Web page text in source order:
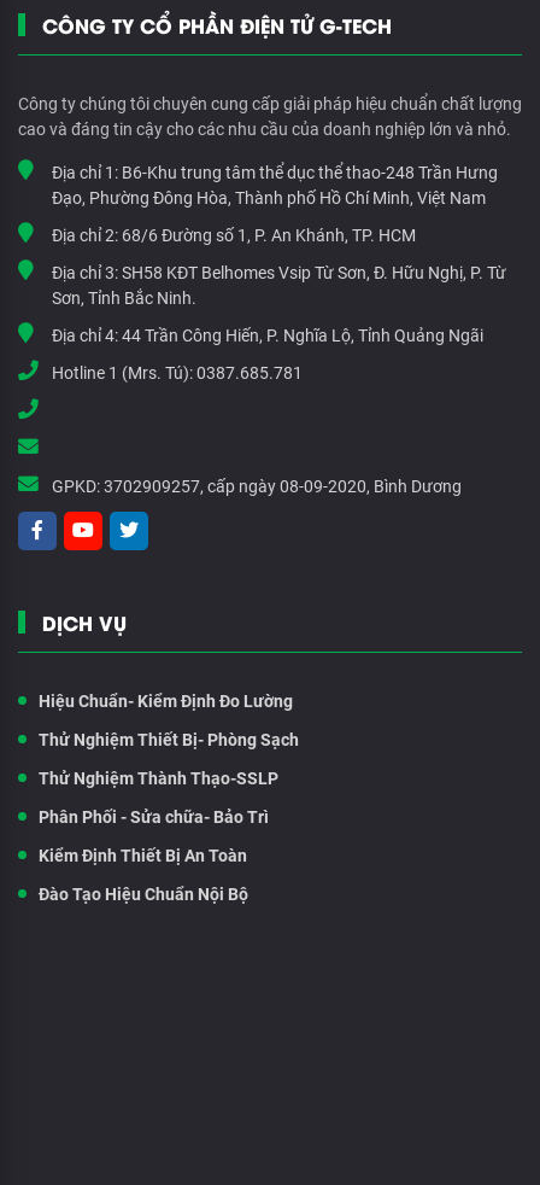
CÔNG TY CỔ PHẦN ĐIỆN TỬ G-TECH
Công ty chúng tôi chuyên cung cấp giải pháp hiệu chuẩn chất lượng
cao và đáng tin cậy cho các nhu cầu của doanh nghiệp lớn và nhỏ.
Địa chỉ 1: B6-Khu trung tâm thể dục thể thao-248 Trần Hưng
Đạo, Phường Đông Hòa, Thành phố Hồ Chí Minh, Việt Nam
Địa chỉ 2: 68/6 Đường số 1, P. An Khánh, TP. HCM
Địa chỉ 3:SH58 KĐT Belhomes Vsip Từ Sơn, Đ. Hữu Nghị, P. Từ
Sơn, Tỉnh Bắc Ninh.
Địa chỉ 4:44 Trần Công Hiến, P. Nghĩa Lộ, Tỉnh Quảng Ngãi
Hotline 1 (Mrs. Tú):0387.685.781
GPKD:3702909257, cấp ngày 08-09-2020, Bình Dương
DỊCH VỤ
Hiệu Chuẩn- Kiểm Định Đo Lường
Thử Nghiệm Thiết Bị- Phòng Sạch
Thử Nghiệm Thành Thạo-SSLP
Phân Phối - Sửa chữa- Bảo Trì
Kiểm Định Thiết Bị An Toàn
Đào Tạo Hiệu Chuẩn Nội Bộ